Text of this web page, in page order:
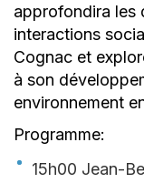
approfondira les
interactions
Cognac et
à son
environnement
Programme:
15h00 Jean-